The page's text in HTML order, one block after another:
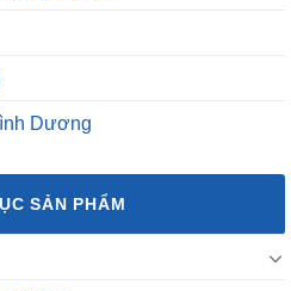
Dương
SẢN PHẨM